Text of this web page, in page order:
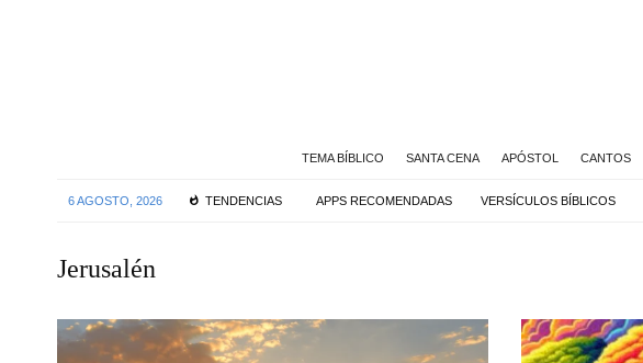
TEMA BÍBLICO SANTA CENA APÓSTOL CANTOS
6 AGOSTO, 2026 TENDENCIAS APPS RECOMENDADAS VERSÍCULOS BÍBLICOS
Jerusalén